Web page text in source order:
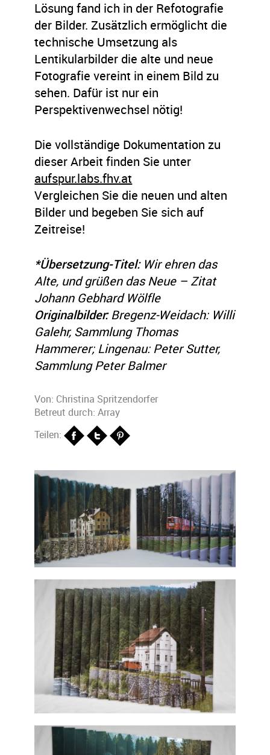
Lösung fand ich in der Refotografie
der Bilder. Zusätzlich ermöglicht die
technische Umsetzung als
Lentikularbilder die alte und neue
Fotografie vereint in einem Bild zu
sehen. Dafür ist nur ein
Perspektivenwechsel nötig!
Die vollständige Dokumentation zu
dieser Arbeit finden Sie unter
aufspur.labs.fhv.at
Vergleichen Sie die neuen und alten
Bilder und begeben Sie sich auf
Zeitreise!
*Übersetzung-Titel:Wir ehren das
Alte, und grüßen das Neue – Zitat
Johann Gebhard Wölfle
Originalbilder:Bregenz-Weidach: Willi
Galehr, Sammlung Thomas
Hammerer; Lingenau: Peter Sutter,
Sammlung Peter Balmer
Von: Christina Spritzendorfer
Betreut durch: Array
Teilen: